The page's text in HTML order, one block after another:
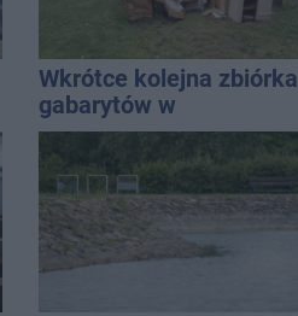
Wkrótce kolejna zbiórka
gabarytów w
Inowrocławiu